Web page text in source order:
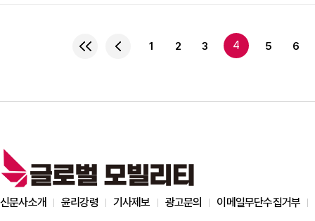
철학을 고객들과 함께
특별한 생일 파티를 진
1 2 3 4 5 6
신문사소개 윤리강령 기사제보 광고문의 이메일무단수집거부